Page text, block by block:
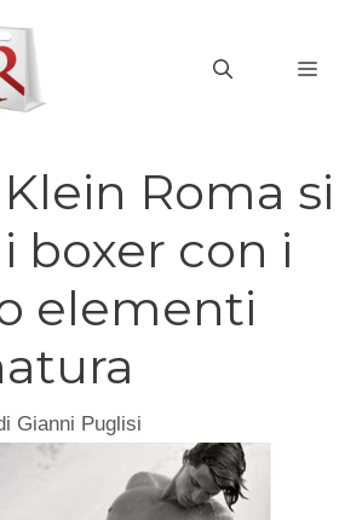
Roma si
boxer con i
elementi
Gianni Puglisi